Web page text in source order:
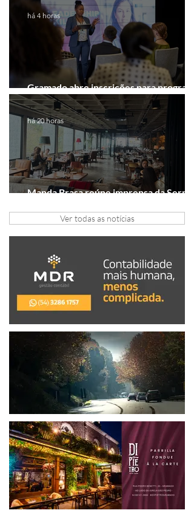
Gramado abre inscrições para programa
gratuito de inovação
há 4 horas
Manda Brasa reúne imprensa da Serra
há 20 horas
Ver todas as notícias